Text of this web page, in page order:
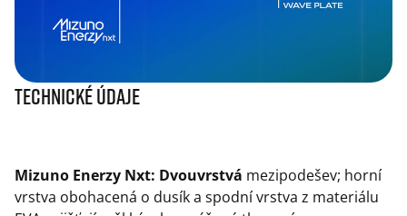
Technické údaje
Mizuno Enerzy Nxt: Dvouvrstvá mezipodešev; horní
vrstva obohacená o dusík a spodní vrstva z materiálu